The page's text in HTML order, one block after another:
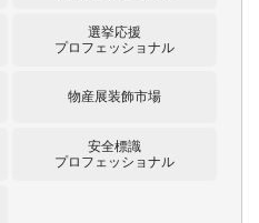
選挙応援
プロフェッショナル
物産展装飾市場
安全標識
プロフェッショナル